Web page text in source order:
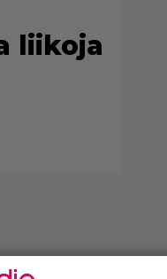
liikoja